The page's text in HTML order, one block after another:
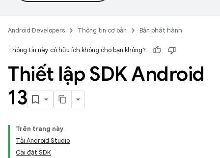
Android Developers Thông tin cơ bản Bản phát hành
Thông tin này có hữu ích không cho bạn không?
Thiết lập SDK Android
13
Trên trang này
Tải Android Studio
Cài đặt SDK